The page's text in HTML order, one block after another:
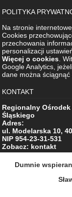
POLITYKA
Na stronie
Cookies
przechowania
personalizacji
Więcej o cookies .
Google Analytics,
dane można
KONTAKT
Regionalny
Śląskiego
Adres:
ul. Modelarska 10,
NIP 954-23-31-531
Zobacz: kontakt
Dumnie